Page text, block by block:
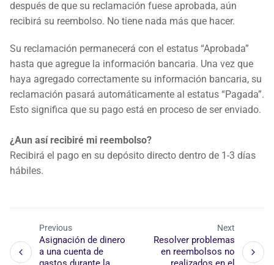
después de que su reclamación fuese aprobada, aún
recibirá su reembolso. No tiene nada más que hacer.
Su reclamación permanecerá con el estatus “Aprobada”
hasta que agregue la información bancaria. Una vez que
haya agregado correctamente su información bancaria, su
reclamación pasará automáticamente al estatus “Pagada”.
Esto significa que su pago está en proceso de ser enviado.
¿Aun así recibiré mi reembolso?
Recibirá el pago en su depósito directo dentro de 1-3 días
hábiles.
Previous
Asignación de dinero
a una cuenta de
Next
Resolver problemas
en reembolsos no